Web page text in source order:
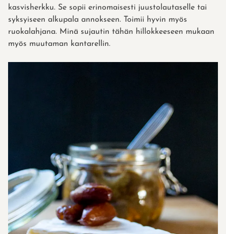
kasvisherkku. Se sopii erinomaisesti juustolautaselle tai
syksyiseen alkupala annokseen. Toimii hyvin myös
ruokalahjana. Minä sujautin tähän hillokkeeseen mukaan
myös muutaman kantarellin.